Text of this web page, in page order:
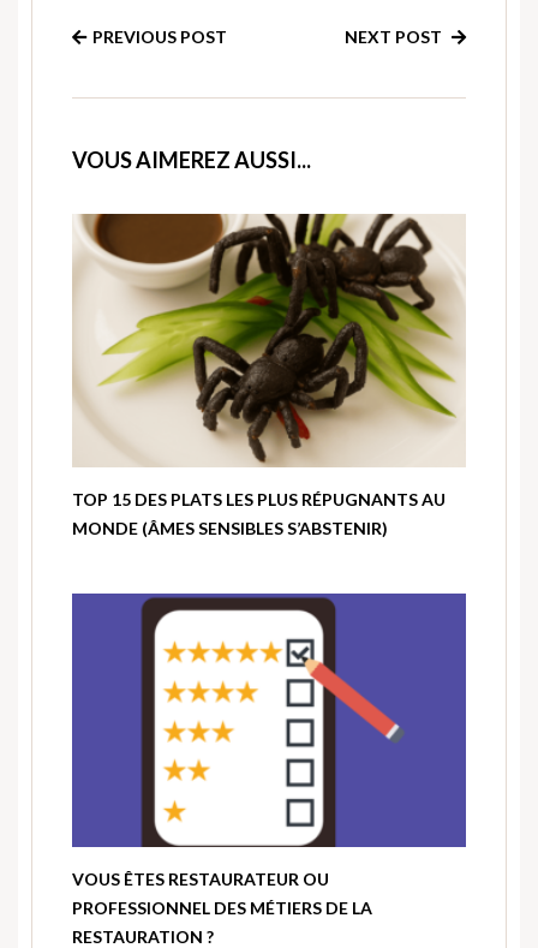
PREVIOUS POST NEXT POST
VOUS AIMEREZ AUSSI...
TOP 15 DES PLATS LES PLUS RÉPUGNANTS AU
MONDE (ÂMES SENSIBLES S’ABSTENIR)
VOUS ÊTES RESTAURATEUR OU
PROFESSIONNEL DES MÉTIERS DE LA
RESTAURATION ?